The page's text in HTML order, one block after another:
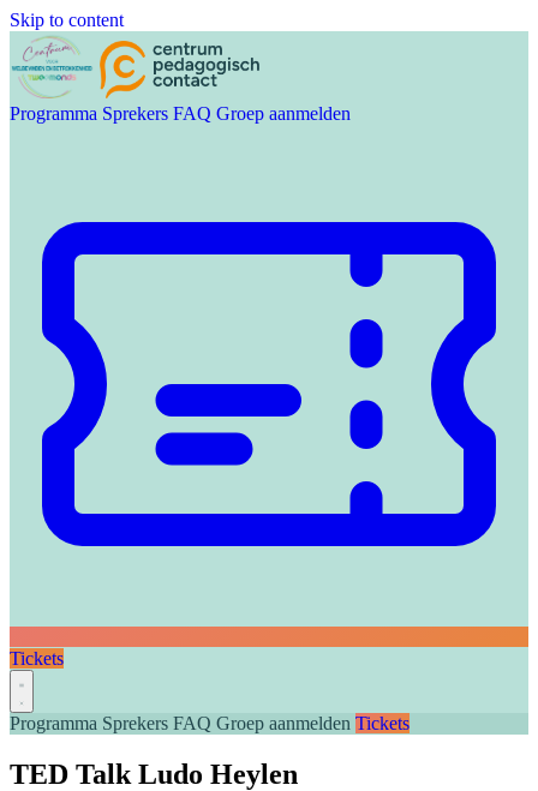
Skip to content
Programma Sprekers FAQ Groep aanmelden
Tickets
Programma Sprekers FAQ Groep aanmelden Tickets
TED Talk Ludo Heylen